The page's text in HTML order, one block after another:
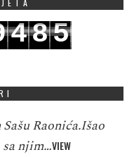
485
Raonića.Išao
sa njim…VIEW